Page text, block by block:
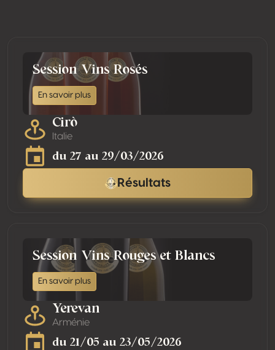
Session Vins Rosés
En savoir plus
Cirò
Italie
du 27 au 29/03/2026
Résultats
Session Vins Rouges et Blancs
En savoir plus
Yerevan
Arménie
du 21/05 au 23/05/2026